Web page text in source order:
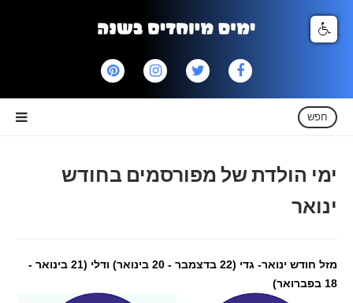
חפש
ימי הולדת של מפורסמים בחודש
ינואר
מזל חודש ינואר- גדי (22 בדצמבר - 20 בינואר) ודלי (21 בינואר -
18 בפברואר)